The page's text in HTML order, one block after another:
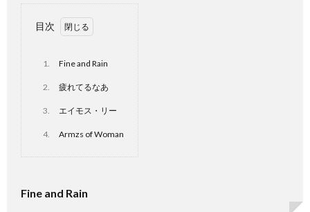
目次
1. Fine and Rain
2. 疲れてるなあ
3. エイモス・リー
4. Armzs of Woman
Fine and Rain